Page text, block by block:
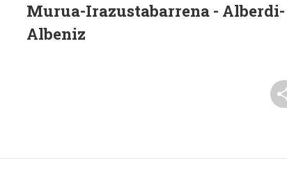
Murua-Irazustabarrena - Alberdi-
Albeniz